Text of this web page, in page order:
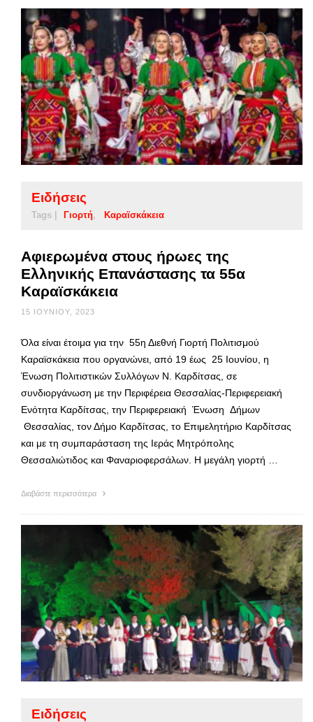
Ειδήσεις
Tags | Γιορτή Καραϊσκάκεια
Αφιερωμένα στους ήρωες της
Ελληνικής Επανάστασης τα 55α
Καραϊσκάκεια
15 ΙΟΥΝΊΟΥ, 2023
Όλα είναι έτοιμα για την 55η Διεθνή Γιορτή Πολιτισμού
Καραϊσκάκεια που οργανώνει, από 19 έως 25 Ιουνίου, η
Ένωση Πολιτιστικών Συλλόγων Ν. Καρδίτσας, σε
συνδιοργάνωση με την Περιφέρεια Θεσσαλίας-Περιφερειακή
Ενότητα Καρδίτσας, την Περιφερειακή Ένωση Δήμων
Θεσσαλίας, τον Δήμο Καρδίτσας, το Επιμελητήριο Καρδίτσας
και με τη συμπαράσταση της Ιεράς Μητρόπολης
Θεσσαλιώτιδος και Φαναριοφερσάλων. Η μεγάλη γιορτή …
Διαβάστε περισσότερα
Ειδήσεις